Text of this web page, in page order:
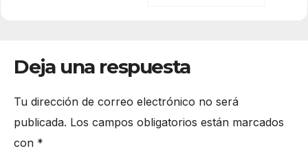
Deja una respuesta
Tu dirección de correo electrónico no será
publicada. Los campos obligatorios están marcados
con *